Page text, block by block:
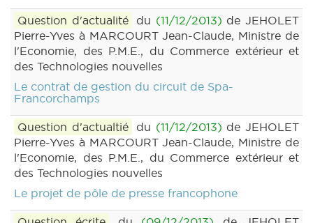
Question d'actualité du (11/12/2013) de JEHOLET
Pierre-Yves à MARCOURT Jean-Claude, Ministre de
l'Economie, des P.M.E., du Commerce extérieur et
des Technologies nouvelles
Le contrat de gestion du circuit de Spa-
Francorchamps
Question d'actualtié du (11/12/2013) de JEHOLET
Pierre-Yves à MARCOURT Jean-Claude, Ministre de
l'Economie, des P.M.E., du Commerce extérieur et
des Technologies nouvelles
Le projet de pôle de presse francophone